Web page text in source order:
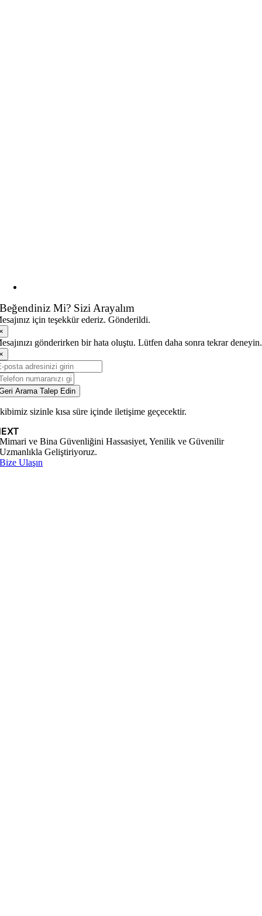
Beğendiniz Mi? Sizi Arayalım
için teşekkür ederiz. Gönderildi.
gönderirken bir hata oluştu. Lütfen daha sonra tekrar deneyin.
Arama Talep Edin
sizinle kısa süre içinde iletişime geçecektir.
Mimari ve Bina Güvenliğini Hassasiyet, Yenilik ve Güvenilir
Uzmanlıkla Geliştiriyoruz.
Bize Ulaşın